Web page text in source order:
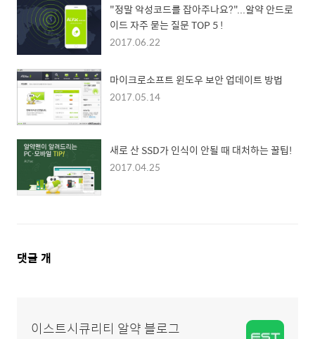
"정말 악성코드를 잡아주나요?"...알약 안드로
이드 자주 묻는 질문 TOP 5 !
2017.06.22
마이크로소프트 윈도우 보안 업데이트 방법
2017.05.14
새로 산 SSD가 인식이 안될 때 대처하는 꿀팁!
2017.04.25
댓
댓글 개
이스트시큐리티 알약 블로그